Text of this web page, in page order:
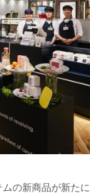
の新商品が新た